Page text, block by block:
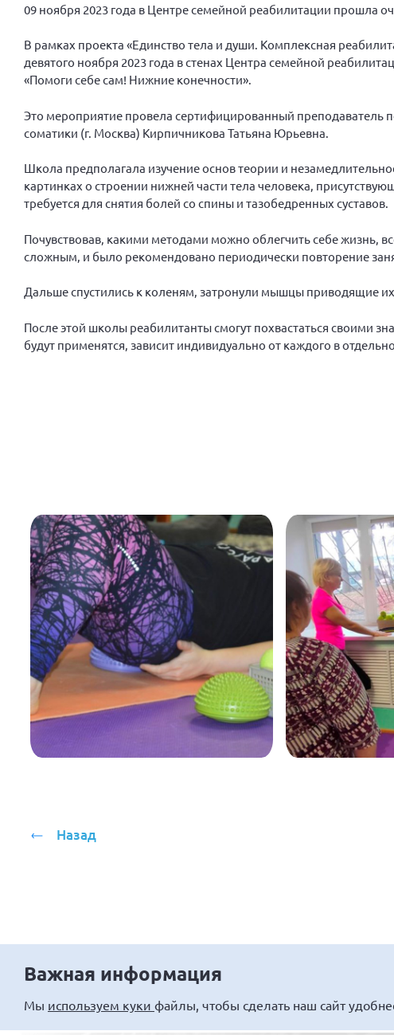
09 ноября 2023 года в Центре семейной реабилитации прошла
В рамках проекта «Единство тела и души. Комплексная
девятого ноября 2023 года в стенах Центра семейной
«Помоги себе сам! Нижние конечности».
Это мероприятие провела сертифицированный преподаватель
соматики (г. Москва) Кирпичникова Татьяна Юрьевна.
Школа предполагала изучение основ теории и
картинках о строении нижней части тела человека,
требуется для снятия болей со спины и тазобедренных суставов.
Почувствовав, какими методами можно облегчить себе жизнь,
сложным, и было рекомендовано периодически повторение
Дальше спустились к коленям, затронули мышцы приводящие
После этой школы реабилитанты смогут похвастаться своими
будут применятся, зависит индивидуально от каждого в
Назад
Важная информация
Мы используем куки файлы, чтобы сделать наш сайт